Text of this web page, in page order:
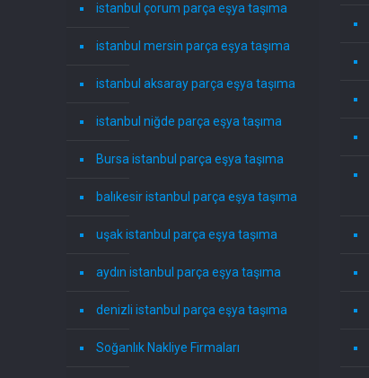
istanbul çorum parça eşya taşıma
istanbul mersin parça eşya taşıma
istanbul aksaray parça eşya taşıma
istanbul niğde parça eşya taşıma
Bursa istanbul parça eşya taşıma
balıkesir istanbul parça eşya taşıma
uşak istanbul parça eşya taşıma
aydın istanbul parça eşya taşıma
denizli istanbul parça eşya taşıma
Soğanlık Nakliye Firmaları